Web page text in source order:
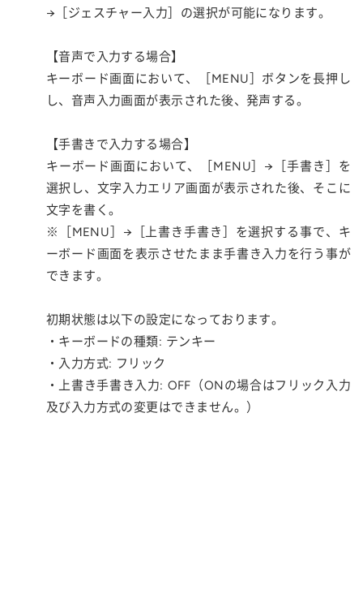
→［ジェスチャー入力］の選択が可能になります。
【音声で入力する場合】
キーボード画面において、［MENU］ボタンを長押し
し、音声入力画面が表示された後、発声する。
【手書きで入力する場合】
キーボード画面において、［MENU］→［手書き］を
選択し、文字入力エリア画面が表示された後、そこに
文字を書く。
※［MENU］→［上書き手書き］を選択する事で、キ
ーボード画面を表示させたまま手書き入力を行う事が
できます。
初期状態は以下の設定になっております。
・キーボードの種類: テンキー
・入力方式: フリック
・上書き手書き入力: OFF（ONの場合はフリック入力
及び入力方式の変更はできません。）